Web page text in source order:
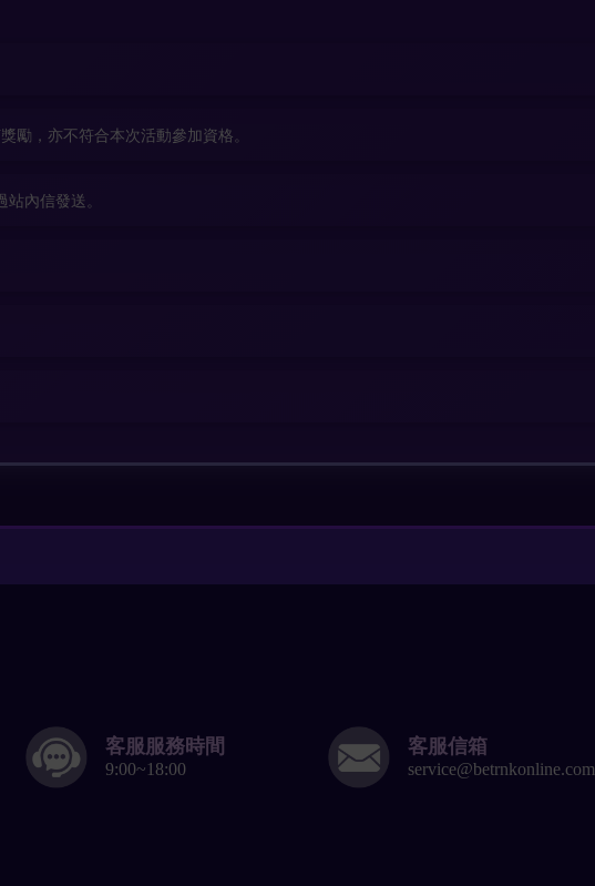
勵，亦不符合本次活動參加資格。
內信發送。
客服服務時間
9:00~18:00
客服信箱
service@betrnkonline.com